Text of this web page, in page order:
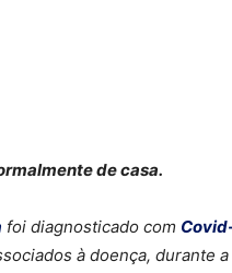
de casa.
foi diagnosticado com
à doença, durante a